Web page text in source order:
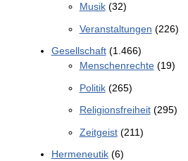
Musik(32)
Veranstaltungen (226)
Gesellschaft(1.466)
Menschenrechte(19)
Politik(265)
Religionsfreiheit(295)
Zeitgeist(211)
Hermeneutik(6)